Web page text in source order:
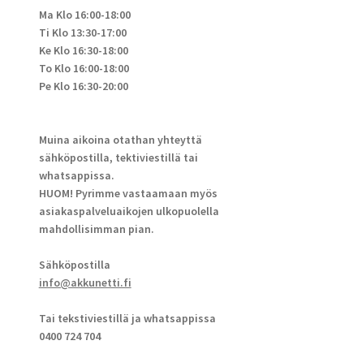
Ma Klo 16:00-18:00
Ti Klo 13:30-17:00
Ke Klo 16:30-18:00
To Klo 16:00-18:00
Pe Klo 16:30-20:00
Muina aikoina otathan yhteyttä
sähköpostilla, tektiviestillä tai
whatsappissa.
HUOM! Pyrimme vastaamaan myös
asiakaspalveluaikojen ulkopuolella
mahdollisimman pian.
Sähköpostilla
info@akkunetti.fi
Tai tekstiviestillä ja whatsappissa
0400 724 704